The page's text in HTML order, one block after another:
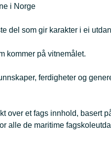
i Norge
del som gir karakter i ei
kommer på vitnemålet.
ferdigheter og
over et fags innhold, basert
alle de maritime